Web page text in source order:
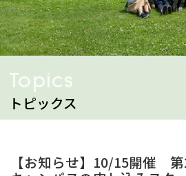
Topics
トピックス
【お知らせ】10/15開催